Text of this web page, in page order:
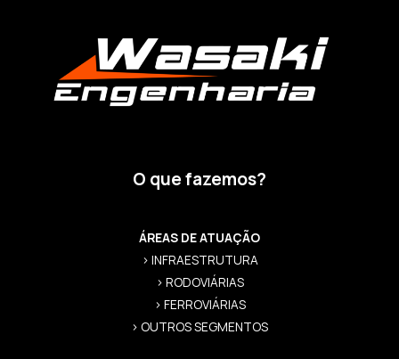
O que fazemos?
ÁREAS DE ATUAÇÃO
> INFRAESTRUTURA
> RODOVIÁRIAS
> FERROVIÁRIAS
> OUTROS SEGMENTOS